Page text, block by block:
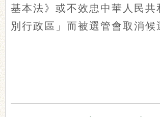
基本法》或不效忠中華人民共
別行政區」而被選管會取消候